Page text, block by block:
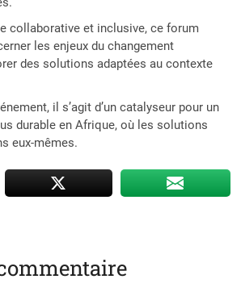
collaborative et inclusive, ce forum
les enjeux du changement
des solutions adaptées au contexte
il s’agit d’un catalyseur pour un
durable en Afrique, où les solutions
eux-mêmes.